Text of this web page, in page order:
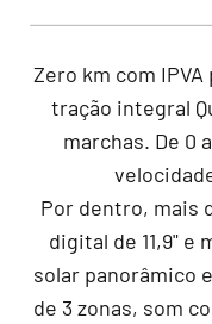
Zero km com IPVA
tração integral
marchas. De 0
Por dentro, mais
digital de 11,9" e
solar panorâmico
de 3 zonas, som